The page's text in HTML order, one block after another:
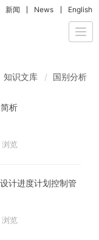
新闻 News English
知识文库 国别分析
析
览
计进度计划控制管
览